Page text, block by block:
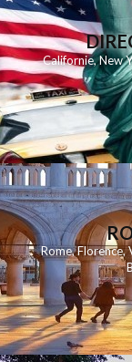
Californie,New
Rome,Florence,